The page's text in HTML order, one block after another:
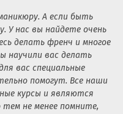
А если быть
У нас вы найдете очень
делать френч и многое
научили вас делать
вас специальные
помогут. Все наши
курсы и являются
тем не менее помните,